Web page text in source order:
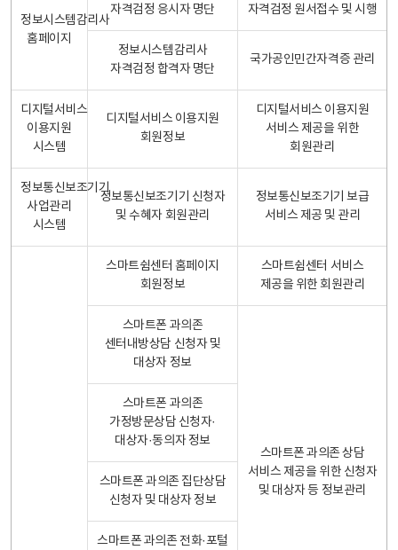
정보시스템감리사
홈페이지
자격검정 응시자 명단
자격검정 원서접수 및 시행
정보시스템감리사
자격검정 합격자 명단
국가공인민간자격증 관리
디지털서비스
이용지원
시스템
디지털서비스 이용지원
회원정보
디지털서비스 이용지원
서비스 제공을 위한
회원관리
정보통신보조기기
사업관리
시스템
정보통신보조기기 신청자
및 수혜자 회원관리
정보통신보조기기 보급
서비스 제공 및 관리
스마트쉼센터 홈페이지
회원정보
스마트쉼센터 서비스
제공을 위한 회원관리
스마트폰 과의존
센터내방상담 신청자 및
대상자 정보
스마트폰 과의존 상담
서비스 제공을 위한 신청자
및 대상자 등 정보관리
스마트폰 과의존
가정방문상담 신청자·
대상자·동의자 정보
스마트폰 과의존 집단상담
신청자 및 대상자 정보
스마트폰 과의존 전화·포털